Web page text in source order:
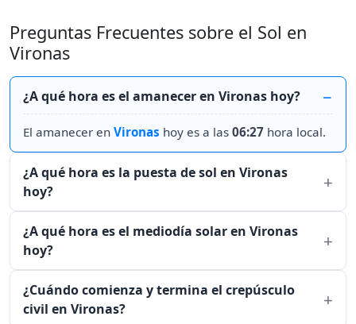
Preguntas Frecuentes sobre el Sol en
Vironas
¿A qué hora es el amanecer en Vironas hoy?
El amanecer en Vironas hoy es a las 06:27 hora local.
¿A qué hora es la puesta de sol en Vironas
hoy?
¿A qué hora es el mediodía solar en Vironas
hoy?
¿Cuándo comienza y termina el crepúsculo
civil en Vironas?